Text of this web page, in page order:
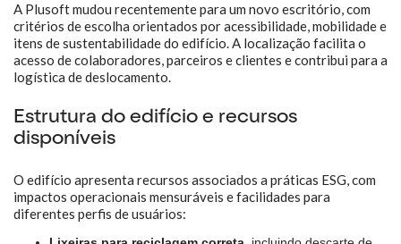
A Plusoft mudou recentemente para um novo escritório, com
critérios de escolha orientados por acessibilidade, mobilidade e
itens de sustentabilidade do edifício. A localização facilita o
acesso de colaboradores, parceiros e clientes e contribui para a
logística de deslocamento.
Estrutura do edifício e recursos
disponíveis
O edifício apresenta recursos associados a práticas ESG, com
impactos operacionais mensuráveis e facilidades para
diferentes perfis de usuários: